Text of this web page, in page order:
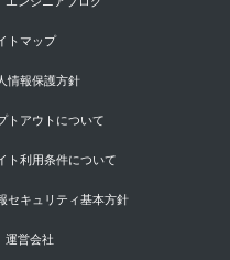
トマップ
情報保護方針
トアウトについて
ト利用条件について
セキュリティ基本方針
運営会社